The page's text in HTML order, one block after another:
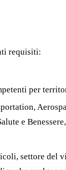
requisiti:
per
e
settore